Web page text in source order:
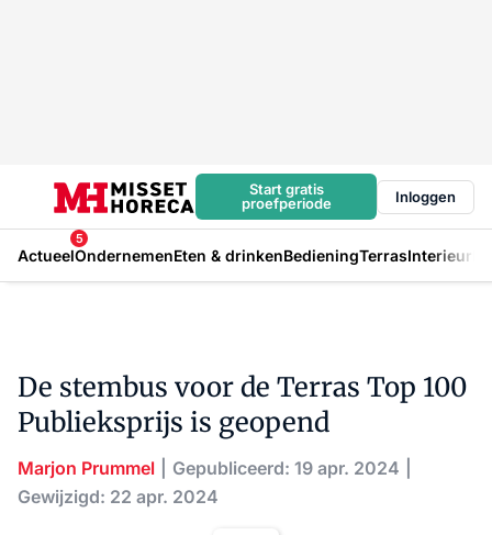
Start gratis
proefperiode
Inloggen
Actueel
5
OndernemenEten & drinkenBedieningTerrasInterieur
De stembus voor de Terras Top 100
Publieksprijs is geopend
Marjon Prummel
Gepubliceerd: 19 apr. 2024
Gewijzigd: 22 apr. 2024